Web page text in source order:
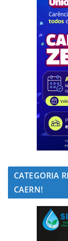
CATEGORIA
CAERN!